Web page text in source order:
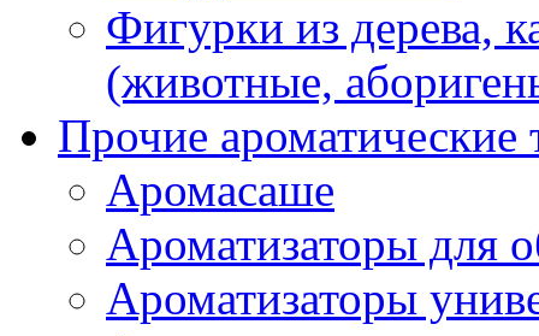
Фигурки из дерева,
(животные,
Прочие ароматические
Аромасаше
Ароматизаторы для
Ароматизаторы